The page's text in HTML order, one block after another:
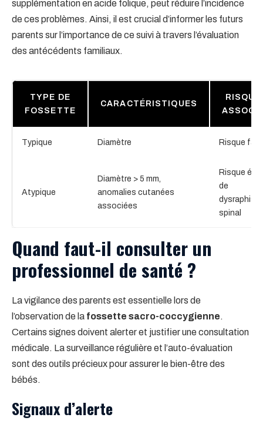
supplémentation en acide folique, peut réduire l’incidence
de ces problèmes. Ainsi, il est crucial d’informer les futurs
parents sur l’importance de ce suivi à travers l’évaluation
des antécédents familiaux.
TYPE DE
FOSSETTE
CARACTÉRISTIQUES
Typique Diamètre Risque
Atypique
Diamètre > 5 mm,
anomalies cutanées
associées
Risque
de
spinal
Quand faut-il consulter un
professionnel de santé ?
La vigilance des parents est essentielle lors de
l’observation de la fossette sacro-coccygienne.
Certains signes doivent alerter et justifier une consultation
médicale. La surveillance régulière et l’auto-évaluation
sont des outils précieux pour assurer le bien-être des
bébés.
Signaux d’alerte